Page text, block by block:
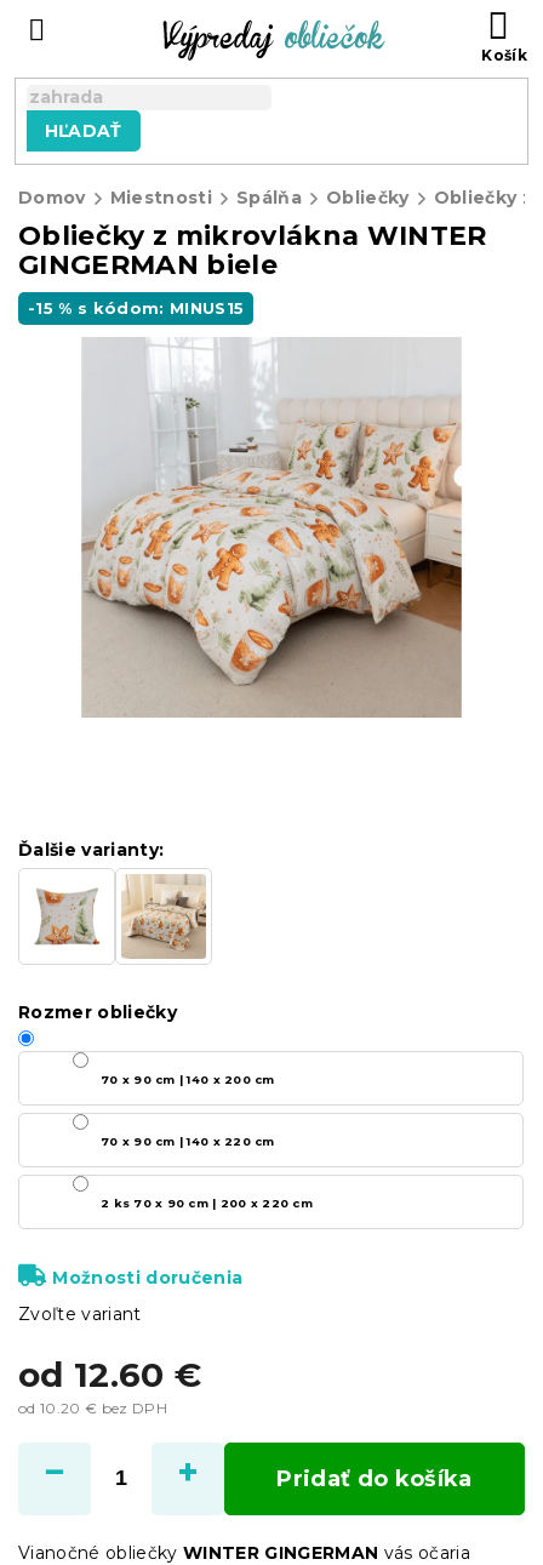
HĽADAŤ
Domov Miestnosti Spálňa Obliečky Obliečky z
Obliečky z mikrovlákna WINTER
GINGERMAN biele
-15 % s kódom: MINUS15
od 12.60 €
od 10.20 € bez DPH
cena:
Zvoľte variant
Ďalšie varianty:
Rozmer obliečky
70 x 90 cm | 140 x 200 cm
70 x 90 cm | 140 x 220 cm
2 ks 70 x 90 cm | 200 x 220 cm
Možnosti doručenia
Pridať do košíka
Vianočné obliečky WINTER GINGERMAN vás očaria